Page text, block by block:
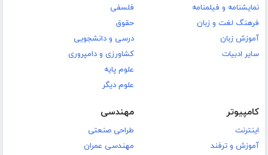
نمایشنامه و فیلمنامه
فرهنگ لغت و زبان
آموزش زبان
سایر ادبیات
فلسفی
حقوق
درسی و دانشجویی
کشاورزی و دامپروری
علوم پایه
علوم دیگر
کامپیوتر
اینترنت
آموزش و ترفند
مهندسی
طراحی صنعتی
مهندسی عمران